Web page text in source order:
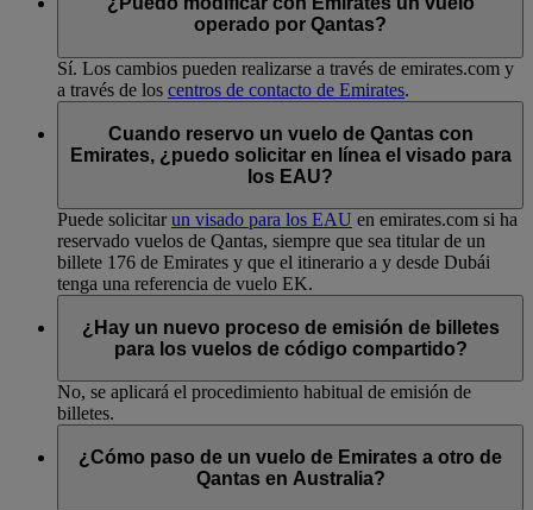
operado por Qantas?
Sí. Los cambios pueden realizarse a través de emirates.com y
a través de los centros de contacto de Emirates.
Cuando reservo un vuelo de Qantas con
Emirates, ¿puedo solicitar en línea el visado para
los EAU?
Puede solicitarun visado para los EAU en emirates.com si ha
reservado vuelos de Qantas, siempre que sea titular de un
billete 176 de Emirates y que el itinerario a y desde Dubái
tenga una referencia de vuelo EK.
¿Hay un nuevo proceso de emisión de billetes
para los vuelos de código compartido?
No, se aplicará el procedimiento habitual de emisión de
billetes.
¿Cómo paso de un vuelo de Emirates a otro de
Qantas en Australia?